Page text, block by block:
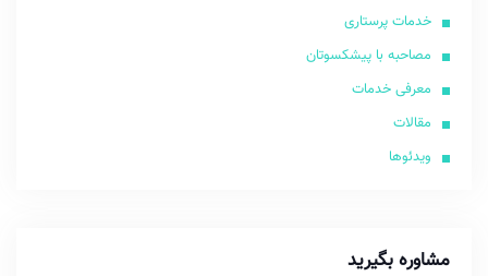
خدمات پرستاری
مصاحبه با پیشکسوتان
معرفی خدمات
مقالات
ویدئوها
مشاوره بگیرید